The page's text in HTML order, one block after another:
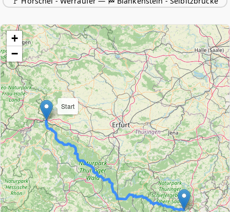
Start
+
−